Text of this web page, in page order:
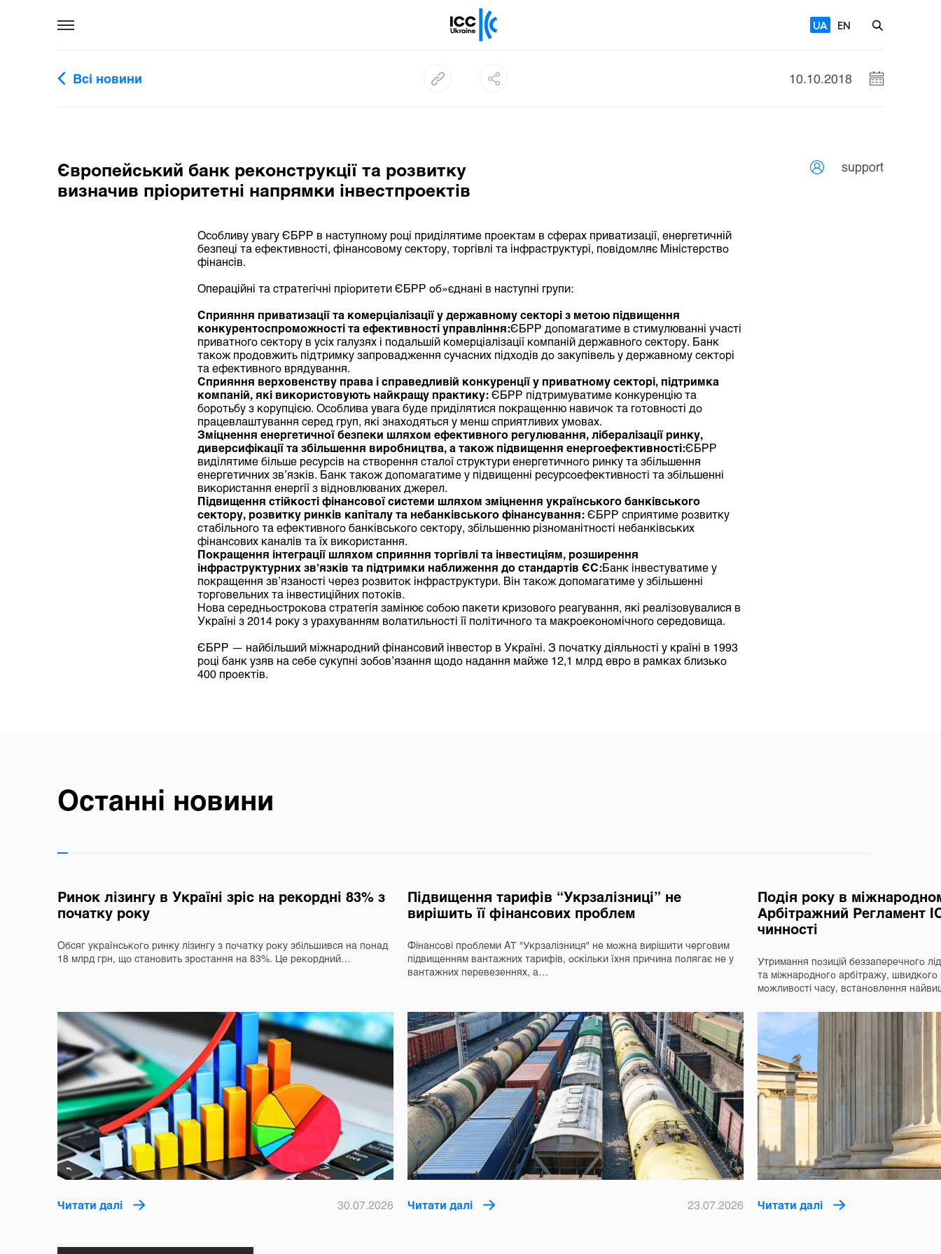
UA EN
Всі новини 10.10.2018
Європейський банк реконструкції та розвитку
визначив пріоритетні напрямки інвестпроектів
support
Особливу увагу ЄБРР в наступному році приділятиме проектам в сферах приватизації, енергетичній
безпеці та ефективності, фінансовому сектору, торгівлі та інфраструктурі, повідомляє Міністерство
фінансів.
Операційні та стратегічні пріоритети ЄБРР об»єднані в наступні групи:
Сприяння приватизації та комерціалізації у державному секторі з метою підвищення
конкурентоспроможності та ефективності управління:ЄБРР допомагатиме в стимулюванні участі
приватного сектору в усіх галузях і подальшій комерціалізації компаній державного сектору. Банк
також продовжить підтримку запровадження сучасних підходів до закупівель у державному секторі
та ефективного врядування.
Сприяння верховенству права і справедливій конкуренції у приватному секторі, підтримка
компаній, які використовують найкращу практику: ЄБРР підтримуватиме конкуренцію та
боротьбу з корупцією. Особлива увага буде приділятися покращенню навичок та готовності до
працевлаштування серед груп, які знаходяться у менш сприятливих умовах.
Зміцнення енергетичної безпеки шляхом ефективного регулювання, лібералізації ринку,
диверсифікації та збільшення виробництва, а також підвищення енергоефективності:ЄБРР
виділятиме більше ресурсів на створення сталої структури енергетичного ринку та збільшення
енергетичних зв’язків. Банк також допомагатиме у підвищенні ресурсоефективності та збільшенні
використання енергії з відновлюваних джерел.
Підвищення стійкості фінансової системи шляхом зміцнення українського банківського
сектору, розвитку ринків капіталу та небанківського фінансування: ЄБРР сприятиме розвитку
стабільного та ефективного банківського сектору, збільшенню різноманітності небанківських
фінансових каналів та їх використання.
Покращення інтеграції шляхом сприяння торгівлі та інвестиціям, розширення
інфраструктурних зв’язків та підтримки наближення до стандартів ЄС:Банк інвестуватиме у
покращення зв’язаності через розвиток інфраструктури. Він також допомагатиме у збільшенні
торговельних та інвестиційних потоків.
Нова середньострокова стратегія замінює собою пакети кризового реагування, які реалізовувалися в
Україні з 2014 року з урахуванням волатильності її політичного та макроекономічного середовища.
ЄБРР — найбільший міжнародний фінансовий інвестор в Україні. З початку діяльності у країні в 1993
році банк узяв на себе сукупні зобов’язання щодо надання майже 12,1 млрд евро в рамках близько
400 проектів.
Останні новини
Ринок лізингу в Україні зріс на рекордні 83% з
початку року
Обсяг українського ринку лізингу з початку року збільшився на понад
18 млрд грн, що становить зростання на 83%. Це рекордний…
Читати далі 30.07.2026
Підвищення тарифів “Укрзалізниці” не
вирішить її фінансових проблем
Фінансові проблеми АТ "Укрзалізниця" не можна вирішити черговим
підвищенням вантажних тарифів, оскільки їхня причина полягає не у
вантажних перевезеннях, а…
Читати далі 23.07.2026
Подія року в
Арбітражний Регламент
чинності
Утримання позицій беззаперечного
та міжнародного арбітражу,
можливості часу, встановлення
Читати далі